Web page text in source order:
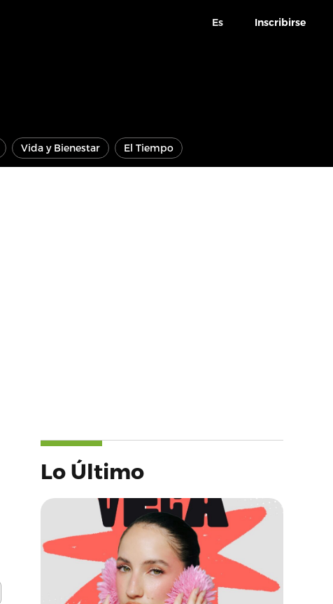
Es Inscribirse
Vida y Bienestar El Tiempo
Lo Último